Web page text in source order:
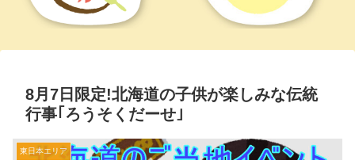
8月7日限定!北海道の子供が楽しみな伝統
行事｢ろうそくだーせ｣
東日本エリア